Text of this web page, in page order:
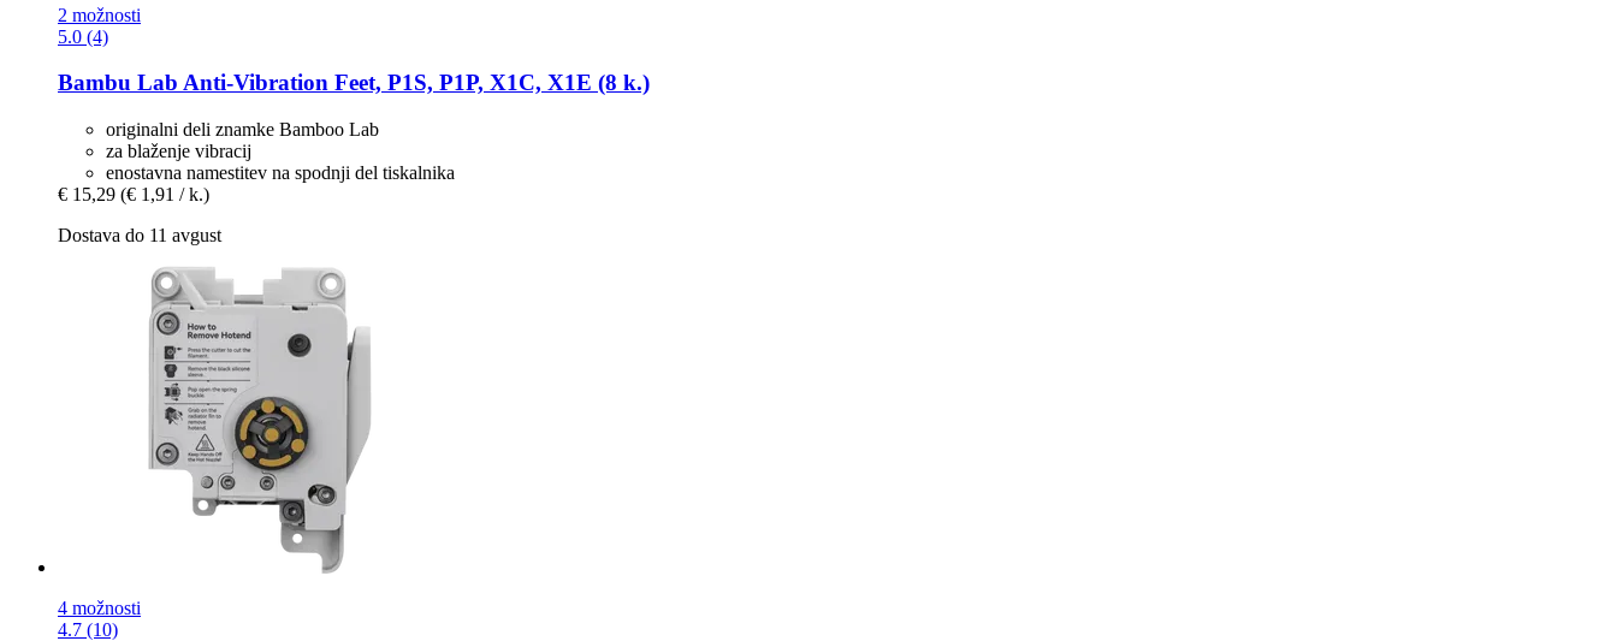
2 možnosti
5.0 (4)
Bambu Lab Anti-​Vibration Feet, P1S, P1P, X1C, X1E (8 k.)
originalni deli znamke Bamboo Lab
za blaženje vibracij
enostavna namestitev na spodnji del tiskalnika
€ 15,29 (€ 1,91 / k.)
Dostava do 11 avgust
4 možnosti
4.7 (10)